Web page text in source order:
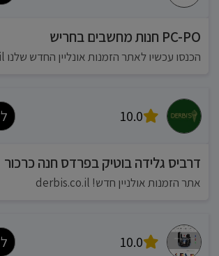
PC-PO חנות מחשבים בחריש
הכנסו עכשיו לאתר הזמנות אונליין החדש שלנו pc-po.co.il
10.0
דרביס גלידה בוטיק בפרדס חנה כרכור
אתר הזמנות אולניין חדש! derbis.co.il
10.0